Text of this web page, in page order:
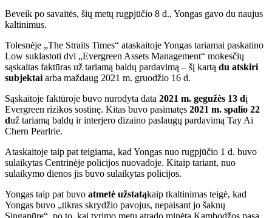
Beveik po savaitės, šių metų rugpjūčio 8 d., Yongas gavo du naujus
kaltinimus.
Tolesnėje „The Straits Times“ ataskaitoje Yongas tariamai paskatino
Low suklastoti dvi „Evergreen Assets Management“ mokesčių
sąskaitas faktūras už tariamą baldų pardavimą – šį kartą du atskiri
subjektaiarba maždaug 2021 m. gruodžio 16 d.
Sąskaitoje faktūroje buvo nurodyta data 2021 m. gegužės 13 dį
Evergreen rizikos sostinę. Kitas buvo pasimatęs 2021 m. spalio 22
duž tariamą baldų ir interjero dizaino paslaugų pardavimą Tay Ai
Chern Pearlrie.
Ataskaitoje taip pat teigiama, kad Yongas nuo rugpjūčio 1 d. buvo
sulaikytas Centrinėje policijos nuovadoje. Kitaip tariant, nuo
sulaikymo dienos jis buvo sulaikytas policijos.
Yongas taip pat buvo atmetė užstatąkaip tkaltinimas teigė, kad
Yongas buvo „tikras skrydžio pavojus, nepaisant jo šaknų